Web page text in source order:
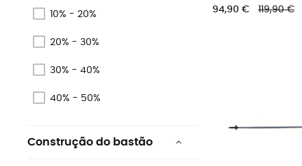
10% - 20%
20% - 30%
30% - 40%
40% - 50%
Construção do bastão
94,90 € 119,90 €